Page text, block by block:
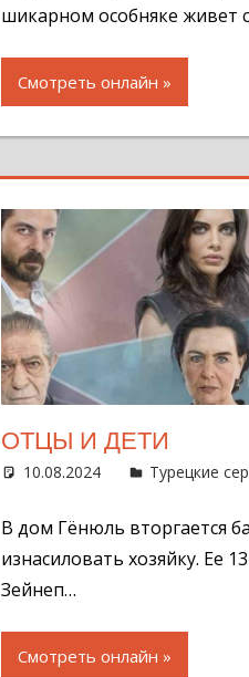
шикарном особняке живет
Смотреть онлайн
ОТЦЫ И ДЕТИ
10.08.2024 Турецкие
В дом Гёнюль вторгается
изнасиловать хозяйку. Ее
Зейнеп…
Смотреть онлайн